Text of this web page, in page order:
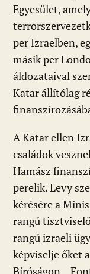
Egyesület,
per Izraelben,
másik per
áldozataival
Katar állítólag
A Katar ellen
családok
Hamász
perelik. Levy
kérésére a
rangú
rangú izraeli
képviselje őket